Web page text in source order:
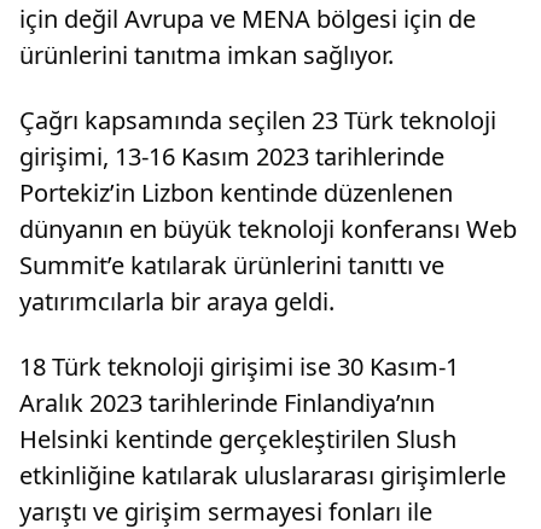
için değil Avrupa ve MENA bölgesi için de
ürünlerini tanıtma imkan sağlıyor.
Çağrı kapsamında seçilen 23 Türk teknoloji
girişimi, 13-16 Kasım 2023 tarihlerinde
Portekiz’in Lizbon kentinde düzenlenen
dünyanın en büyük teknoloji konferansı Web
Summit’e katılarak ürünlerini tanıttı ve
yatırımcılarla bir araya geldi.
18 Türk teknoloji girişimi ise 30 Kasım-1
Aralık 2023 tarihlerinde Finlandiya’nın
Helsinki kentinde gerçekleştirilen Slush
etkinliğine katılarak uluslararası girişimlerle
yarıştı ve girişim sermayesi fonları ile